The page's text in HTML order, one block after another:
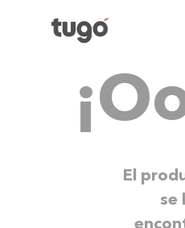
El
se
Comedor